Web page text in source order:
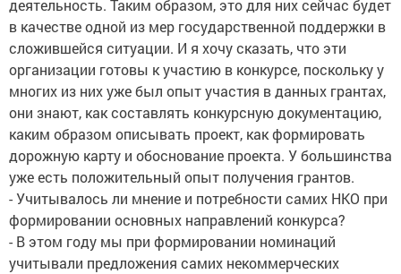
деятельность. Таким образом, это для них сейчас будет
в качестве одной из мер государственной поддержки в
сложившейся ситуации. И я хочу сказать, что эти
организации готовы к участию в конкурсе, поскольку у
многих из них уже был опыт участия в данных грантах,
они знают, как составлять конкурсную документацию,
каким образом описывать проект, как формировать
дорожную карту и обоснование проекта. У большинства
уже есть положительный опыт получения грантов.
- Учитывалось ли мнение и потребности самих НКО при
формировании основных направлений конкурса?
- В этом году мы при формировании номинаций
учитывали предложения самих некоммерческих